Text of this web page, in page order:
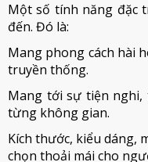
Một số tính năng đặc
đến. Đó là:
Mang phong cách hài
truyền thống.
Mang tới sự tiện nghi,
từng không gian.
Kích thước, kiểu dáng,
chọn thoải mái cho